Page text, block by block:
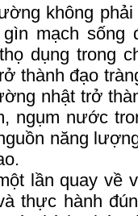
không
mạch sống
dụng trong
thành đạo
nhật trở
ngụm nước
năng
lần quay về
thực hành